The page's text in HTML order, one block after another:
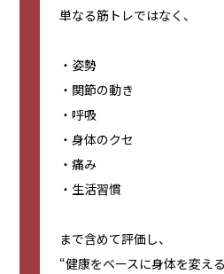
単なる筋トレではなく、
・姿勢
・関節の動き
・呼吸
・身体のクセ
・痛み
・生活習慣
まで含めて評価し、
“健康をベースに身体を変え